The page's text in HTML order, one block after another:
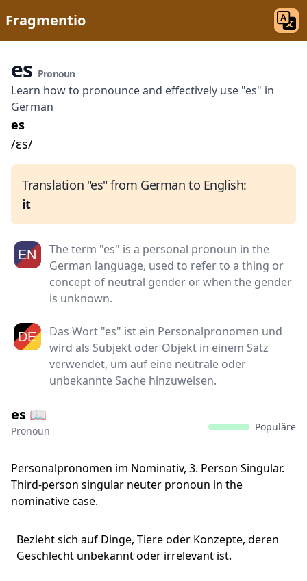
Fragmentio
es Pronoun
Learn how to pronounce and effectively use "es" in
German
es
/ɛs/
Translation "es" from German to English:
it
The term "es" is a personal pronoun in the
German language, used to refer to a thing or
concept of neutral gender or when the gender
is unknown.
Das Wort "es" ist ein Personalpronomen und
wird als Subjekt oder Objekt in einem Satz
verwendet, um auf eine neutrale oder
unbekannte Sache hinzuweisen.
es 📖
Pronoun Populäre
Personalpronomen im Nominativ, 3. Person Singular.
Third-person singular neuter pronoun in the
nominative case.
Bezieht sich auf Dinge, Tiere oder Konzepte, deren
Geschlecht unbekannt oder irrelevant ist.